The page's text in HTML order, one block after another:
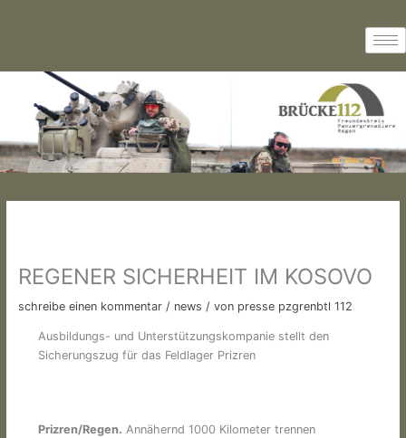
REGENER SICHERHEIT IM KOSOVO
schreibe einen kommentar / news / von presse pzgrenbtl 112
Ausbildungs- und Unterstützungskompanie stellt den
Sicherungszug für das Feldlager Prizren
Prizren/Regen. Annähernd 1000 Kilometer trennen